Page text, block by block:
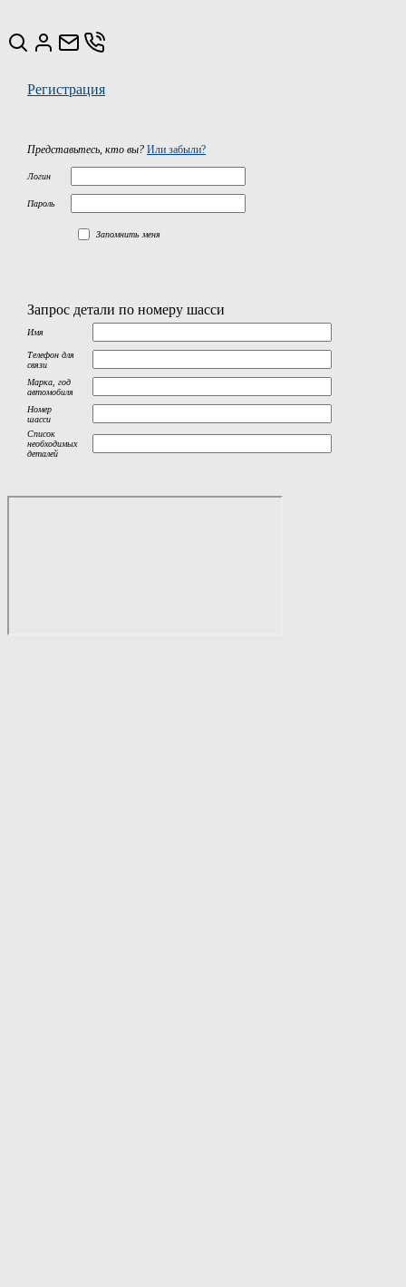
Регистрация
Представьтесь, кто вы? Или забыли?
Логин
Пароль
Запомнить меня
Запрос детали по номеру шасси
Имя
Телефон для
связи
Марка, год
автомобиля
Номер
шасси
Список
необходимых
деталей